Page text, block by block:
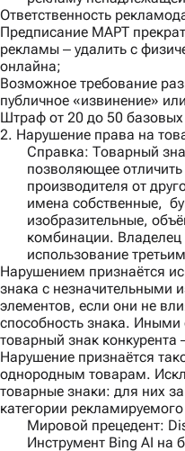
Ответственность
Предписание МАРТ
рекламы ‒ удалить с
онлайна;
Возможное требование
публичное «извинение»
Штраф от 20 до 50
2. Нарушение права на
Справка: Товарный
позволяющее
производителя от
имена собственные,
изобразительные,
комбинации. Владелец
использование
Нарушением признаётся
знака с незначительными
элементов, если они не
способность знака.
товарный знак
Нарушение признаётся
однородным товарам.
товарные знаки: для них
категории
Мировой прецедент:
Инструмент Bing AI на